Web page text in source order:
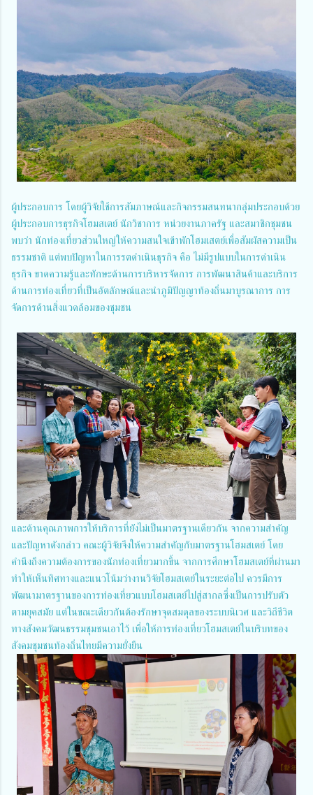
ผู้ประกอบการ โดยผู้วิจัยใช้การสัมภาษณ์และกิจกรรมสนทนากลุ่มประกอบด้วย
ผู้ประกอบการธุรกิจโฮมสเตย์ นักวิชาการ หน่วยงานภาครัฐ และสมาชิกชุมชน
พบว่า นักท่องเที่ยวส่วนใหญ่ให้ความสนใจเข้าพักโฮมเสตย์เพื่อสัมผัสความเป็น
ธรรมชาติ แต่พบปัญหาในการ​รตดำเนินธุรกิจ คือ ไม่มีรูปแบบในการดำเนิน
ธุรกิจ ขาดความรู้และทักษะด้านการบริหารจัดการ การพัฒนาสินค้าและบริการ
ด้านการท่องเที่ยวที่เป็นอัตลักษณ์และนำภูมิปัญญาท้องถิ่นมาบูรณาการ การ
จัดการด้านสิ่งแวดล้อมของชุมชน
และด้านคุณภาพการให้บริการที่ยังไม่เป็นมาตรฐานเดียวกัน จากความสำคัญ
และปัญหาดังกล่าว คณะผู้วิจัยจึงให้ความสำคัญกับมาตรฐานโฮมสเตย์ โดย
คำนึงถึงความต้องการของนักท่องเที่ยวมากขึ้น จากการศึกษาโฮมสเตย์ที่ผ่านมา
ทำให้เห็นทิศทางและแนวโน้มว่างานวิจัยโฮมสเตย์ในระยะต่อไป ควรมีการ
พัฒนามาตรฐานของการท่องเที่ยวแบบโฮมสเตย์ไปสู่สากลซึ่งเป็นการปรับตัว
ตามยุคสมัย แต่ในขณะเดียวกันต้องรักษาจุดสมดุลของระบบนิเวศ และวิถีชีวิต
ทางสังคมวัฒนธรรมชุมชนเอาไว้ เพื่อให้การท่องเที่ยวโฮมสเตย์ในบริบทของ
สังคมชุมชนท้องถิ่นไทยมีความยั่งยืน